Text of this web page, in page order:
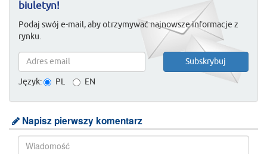
biuletyn!
Podaj swój e-mail, aby otrzymywać najnowsze informacje z
rynku.
Język: PL EN
Napisz pierwszy komentarz